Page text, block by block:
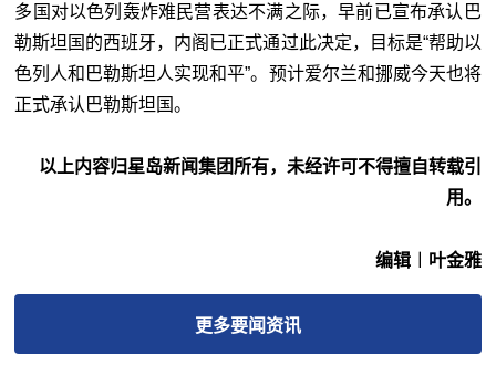
多国对以色列轰炸难民营表达不满之际，早前已宣布承认巴
勒斯坦国的西班牙，内阁已正式通过此决定，目标是“帮助以
色列人和巴勒斯坦人实现和平”。预计爱尔兰和挪威今天也将
正式承认巴勒斯坦国。
以上内容归星岛新闻集团所有，未经许可不得擅自转载引
用。
编辑︱叶金雅
更多要闻资讯